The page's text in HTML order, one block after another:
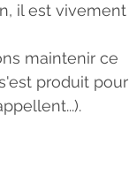
il est vivement
maintenir ce
produit pour